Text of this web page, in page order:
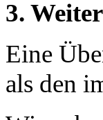
3.
Eine
als den